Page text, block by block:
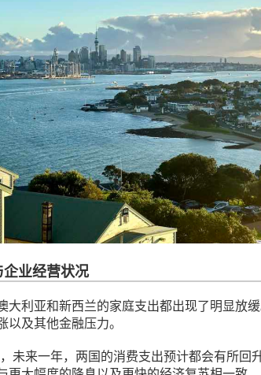
企业经营状况
大利亚和新西兰的家庭支出都出现了明显放
以及其他金融压力。
，未来一年，两国的消费支出预计都会有所回